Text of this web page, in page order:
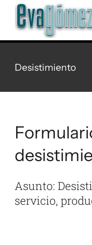
content
Biografia
Discografia
Foto-vídeo
Agenda
Desistimiento
Asunto:
servicio,